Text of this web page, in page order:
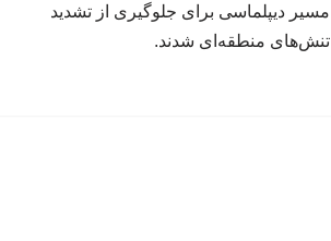
مسیر دیپلماسی برای جلوگیری از تشدید
تنش‌های منطقه‌ای شدند.